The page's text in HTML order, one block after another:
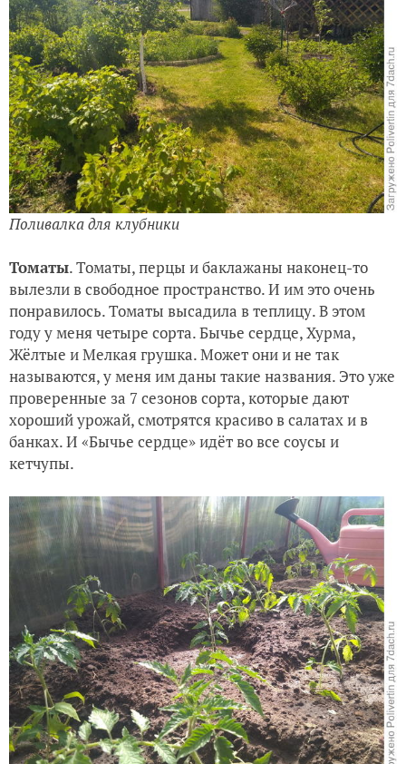
Поливалка для клубники
Томаты. Томаты, перцы и баклажаны наконец-то
вылезли в свободное пространство. И им это очень
понравилось. Томаты высадила в теплицу. В этом
году у меня четыре сорта. Бычье сердце, Хурма,
Жёлтые и Мелкая грушка. Может они и не так
называются, у меня им даны такие названия. Это уже
проверенные за 7 сезонов сорта, которые дают
хороший урожай, смотрятся красиво в салатах и в
банках. И «Бычье сердце» идёт во все соусы и
кетчупы.